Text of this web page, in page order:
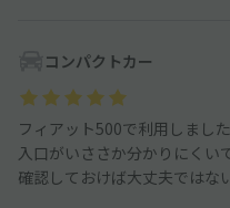
コンパクトカー
フィアット500で利用しました
入口がいささか分かりにく
確認しておけば大丈夫ではな